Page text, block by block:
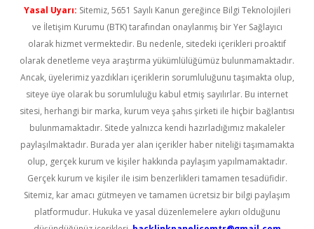
Yasal Uyarı: Sitemiz, 5651 Sayılı Kanun gereğince Bilgi Teknolojileri
ve İletişim Kurumu (BTK) tarafından onaylanmış bir Yer Sağlayıcı
olarak hizmet vermektedir. Bu nedenle, sitedeki içerikleri proaktif
olarak denetleme veya araştırma yükümlülüğümüz bulunmamaktadır.
Ancak, üyelerimiz yazdıkları içeriklerin sorumluluğunu taşımakta olup,
siteye üye olarak bu sorumluluğu kabul etmiş sayılırlar. Bu internet
sitesi, herhangi bir marka, kurum veya şahıs şirketi ile hiçbir bağlantısı
bulunmamaktadır. Sitede yalnızca kendi hazırladığımız makaleler
paylaşılmaktadır. Burada yer alan içerikler haber niteliği taşımamakta
olup, gerçek kurum ve kişiler hakkında paylaşım yapılmamaktadır.
Gerçek kurum ve kişiler ile isim benzerlikleri tamamen tesadüfidir.
Sitemiz, kar amacı gütmeyen ve tamamen ücretsiz bir bilgi paylaşım
platformudur. Hukuka ve yasal düzenlemelere aykırı olduğunu